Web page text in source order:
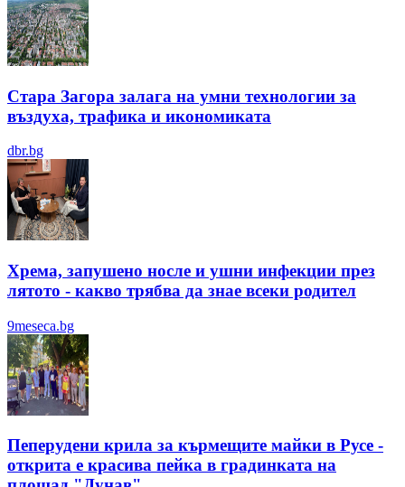
Стара Загора залага на умни технологии за
въздуха, трафика и икономиката
dbr.bg
Хрема, запушено носле и ушни инфекции през
лятотo - какво трябва да знае всеки родител
9meseca.bg
Пеперудени крила за кърмещите майки в Русе -
открита е красива пейка в градинката на